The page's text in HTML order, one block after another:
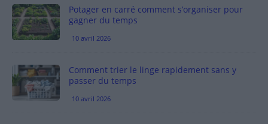
Potager en carré comment s’organiser pour
gagner du temps
10 avril 2026
Comment trier le linge rapidement sans y
passer du temps
10 avril 2026